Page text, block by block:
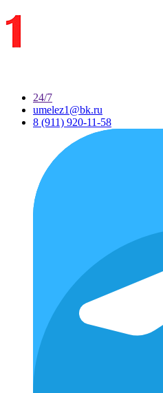
24/7
umelez1@bk.ru
8 (911) 920-11-58